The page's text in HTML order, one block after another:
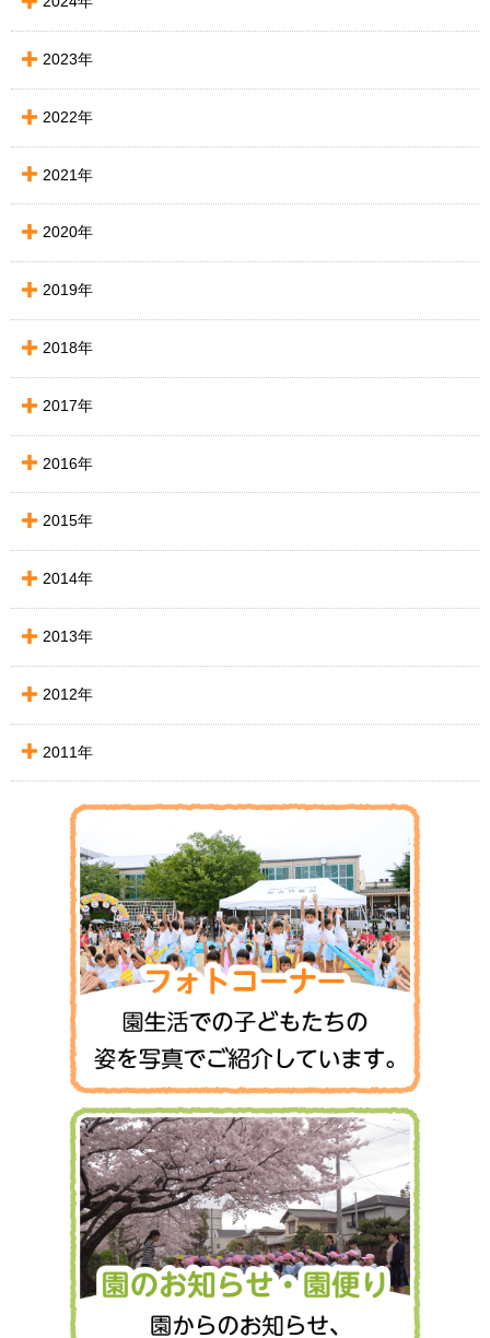
2023年
2022年
2021年
2020年
2019年
2018年
2017年
2016年
2015年
2014年
2013年
2012年
2011年